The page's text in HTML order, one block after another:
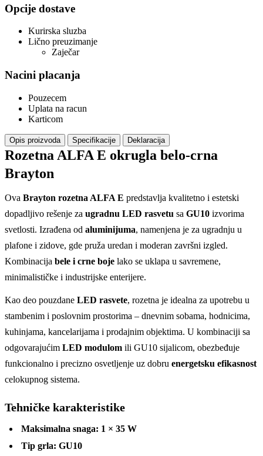
Opcije dostave
Kurirska sluzba
Lično preuzimanje
Zaječar
Nacini placanja
Pouzecem
Uplata na racun
Karticom
Opis proizvoda Specifikacije Deklaracija
Rozetna ALFA E okrugla belo-crna
Brayton
Ova Brayton rozetna ALFA E predstavlja kvalitetno i estetski
dopadljivo rešenje za ugradnu LED rasvetu sa GU10 izvorima
svetlosti. Izrađena od aluminijuma, namenjena je za ugradnju u
plafone i zidove, gde pruža uredan i moderan završni izgled.
Kombinacija bele i crne boje lako se uklapa u savremene,
minimalističke i industrijske enterijere.
Kao deo pouzdane LED rasvete, rozetna je idealna za upotrebu u
stambenim i poslovnim prostorima – dnevnim sobama, hodnicima,
kuhinjama, kancelarijama i prodajnim objektima. U kombinaciji sa
odgovarajućim LED modulom ili GU10 sijalicom, obezbeđuje
funkcionalno i precizno osvetljenje uz dobru energetsku efikasnost
celokupnog sistema.
Tehničke karakteristike
Maksimalna snaga: 1 × 35 W
Tip grla: GU10